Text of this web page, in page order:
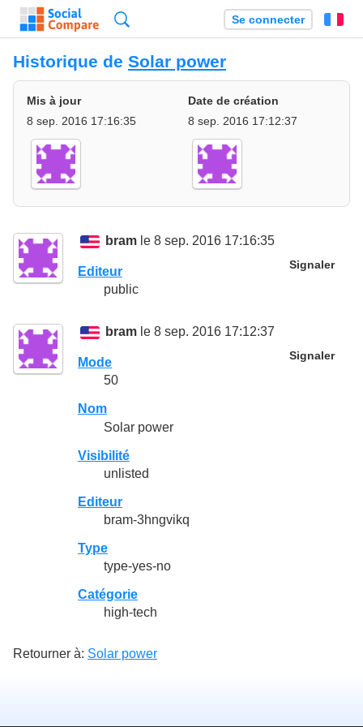
Se connecter
Historique de Solar power
Mis à jour
8 sep. 2016 17:16:35
Date de création
8 sep. 2016 17:12:37
bram le 8 sep. 2016 17:16:35
Signaler
Editeur
public
bram le 8 sep. 2016 17:12:37
Signaler
Mode
50
Nom
Solar power
Visibilité
unlisted
Editeur
bram-3hngvikq
Type
type-yes-no
Catégorie
high-tech
Retourner à: Solar power